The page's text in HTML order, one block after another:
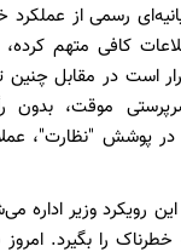
رسمی از
کافی متهم
است در مقابل
موقت، بدون
در پوشش "نظارت"،
این رویکرد وزیر
را بگیرد.